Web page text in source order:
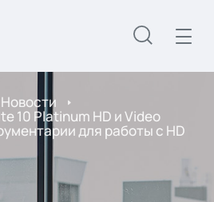
Новости
10 Platinum HD и Video
для работы с HD